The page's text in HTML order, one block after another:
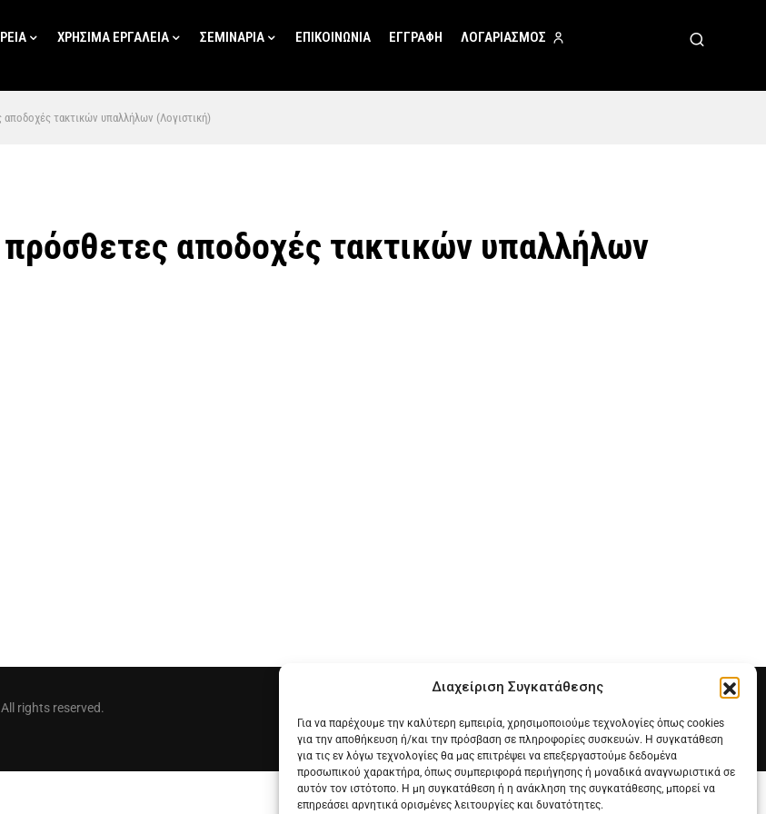
Διαχείριση Συγκατάθεσης
Για να παρέχουμε την καλύτερη εμπειρία, χρησιμοποιούμε τεχνολογίες όπως cookies
για την αποθήκευση ή/και την πρόσβαση σε πληροφορίες συσκευών. Η συγκατάθεση
για τις εν λόγω τεχνολογίες θα μας επιτρέψει να επεξεργαστούμε δεδομένα
προσωπικού χαρακτήρα, όπως συμπεριφορά περιήγησης ή μοναδικά αναγνωριστικά σε
αυτόν τον ιστότοπο. Η μη συγκατάθεση ή η ανάκληση της συγκατάθεσης, μπορεί να
επηρεάσει αρνητικά ορισμένες λειτουργίες και δυνατότητες.
ΧΡΗΣΙΜΑ ΕΡΓΑΛΕΙΑ ΣΕΜΙΝΑΡΙΑ ΕΠΙΚΟΙΝΩΝΙΑ ΕΓΓΡΑΦΗ ΛΟΓΑΡΙΑΣΜΟΣ
τακτικών υπαλλήλων (Λογιστική)
αποδοχές τακτικών υπαλλήλων
rights reserved.